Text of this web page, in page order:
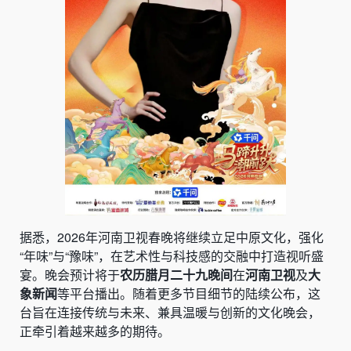
据悉，2026年河南卫视春晚将继续立足中原文化，强化
“年味”与“豫味”，在艺术性与科技感的交融中打造视听盛
宴。晚会预计将于农历腊月二十九晚间在河南卫视及大
象新闻等平台播出。随着更多节目细节的陆续公布，这
台旨在连接传统与未来、兼具温暖与创新的文化晚会，
正牵引着越来越多的期待。